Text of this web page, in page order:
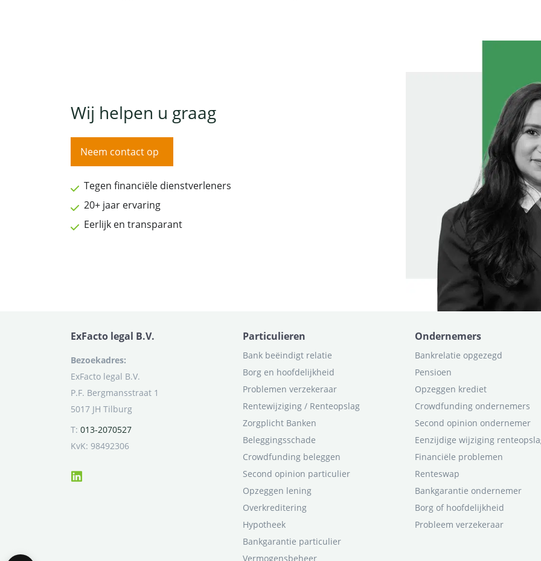
Wij helpen u graag
Neem contact op
Tegen financiële dienstverleners
20+ jaar ervaring
Eerlijk en transparant
ExFacto legal B.V.
Bezoekadres:
ExFacto legal B.V.
P.F. Bergmansstraat 1
5017 JH Tilburg
T: 013-2070527
KvK: 98492306
Particulieren
Bank beëindigt relatie
Borg en hoofdelijkheid
Problemen verzekeraar
Rentewijziging / Renteopslag
Zorgplicht Banken
Beleggingsschade
Crowdfunding beleggen
Second opinion particulier
Opzeggen lening
Overkreditering
Hypotheek
Bankgarantie particulier
Vermogensbeheer
Ondernemers
Bankrelatie opgezegd
Pensioen
Opzeggen krediet
Crowdfunding ondernemers
Second opinion ondernemer
Eenzijdige wijziging
Financiële problemen
Renteswap
Bankgarantie ondernemer
Borg of hoofdelijkheid
Probleem verzekeraar